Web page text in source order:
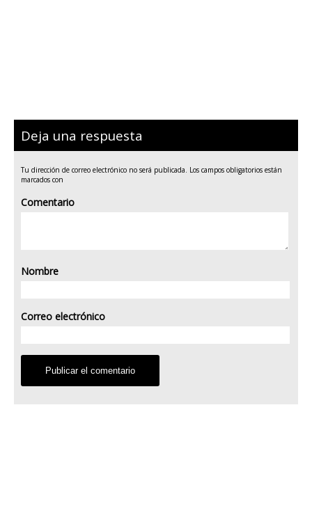
Deja una respuesta
Tu dirección de correo electrónico no será publicada. Los campos obligatorios están
marcados con
Comentario
Nombre
Correo electrónico